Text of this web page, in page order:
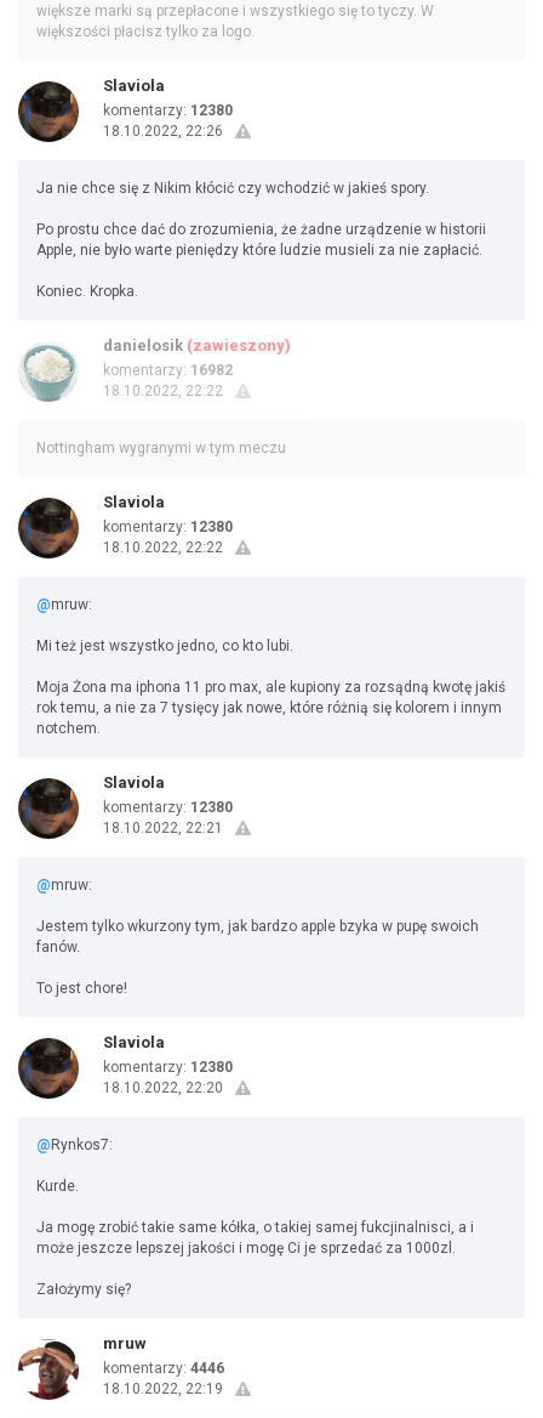
większe marki są przepłacone i wszystkiego się to tyczy. W
większości płacisz tylko za logo.
Slaviola
komentarzy: 12380
18.10.2022, 22:26
Ja nie chce się z Nikim kłócić czy wchodzić w jakieś spory.
Po prostu chce dać do zrozumienia, że żadne urządzenie w historii
Apple, nie było warte pieniędzy które ludzie musieli za nie zapłacić.
Koniec. Kropka.
danielosik (zawieszony)
komentarzy: 16982
18.10.2022, 22:22
Nottingham wygranymi w tym meczu
Slaviola
komentarzy: 12380
18.10.2022, 22:22
@mruw:
Mi też jest wszystko jedno, co kto lubi.
Moja Żona ma iphona 11 pro max, ale kupiony za rozsądną kwotę jakiś
rok temu, a nie za 7 tysięcy jak nowe, które różnią się kolorem i innym
notchem.
Slaviola
komentarzy: 12380
18.10.2022, 22:21
@mruw:
Jestem tylko wkurzony tym, jak bardzo apple bzyka w pupę swoich
fanów.
To jest chore!
Slaviola
komentarzy: 12380
18.10.2022, 22:20
@ Rynkos7:
Kurde.
Ja mogę zrobić takie same kółka, o takiej samej fukcjinalnisci, a i
może jeszcze lepszej jakości i mogę Ci je sprzedać za 1000zl.
Założymy się?
mruw
komentarzy: 4446
18.10.2022, 22:19